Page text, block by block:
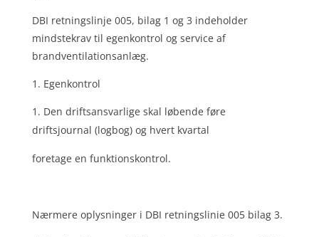
DBI retningslinje 005, bilag 1 og 3 indeholder
mindstekrav til egenkontrol og service af
brandventilationsanlæg.
1. Egenkontrol
Den driftsansvarlige skal løbende føre
driftsjournal (logbog) og hvert kvartal
foretage en funktionskontrol.
Nærmere oplysninger i DBI retningslinie 005 bilag 3.